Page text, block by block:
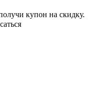
купон на скидку.